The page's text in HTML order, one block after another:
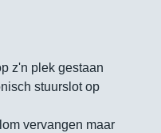
z'n plek gestaan
stuurslot op
vervangen maar